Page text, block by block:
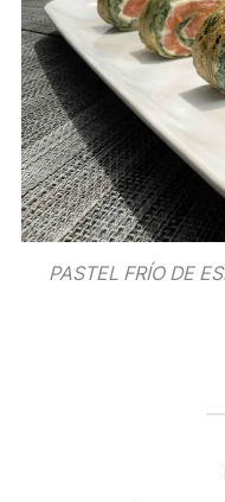
PASTEL FRÍO DE